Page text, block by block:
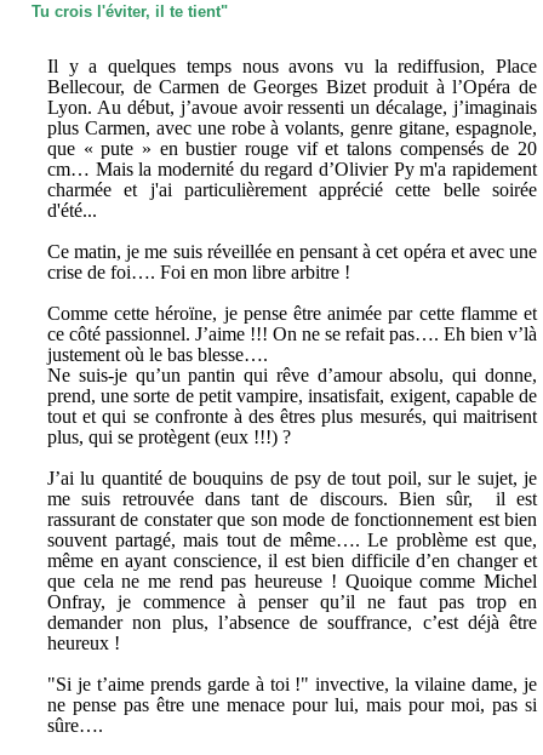
Tu crois l'éviter, il te tient"
Il y a quelques temps nous avons vu la rediffusion, Place
Bellecour, de Carmen de Georges Bizet produit à l’Opéra de
Lyon. Au début, j’avoue avoir ressenti un décalage, j’imaginais
plus Carmen, avec une robe à volants, genre gitane, espagnole,
que « pute » en bustier rouge vif et talons compensés de 20
cm… Mais la modernité du regard d’Olivier Py m'a rapidement
charmée et j'ai particulièrement apprécié cette belle soirée
d'été...
Ce matin, je me suis réveillée en pensant à cet opéra et avec une
crise de foi…. Foi en mon libre arbitre !
Comme cette héroïne, je pense être animée par cette flamme et
ce côté passionnel. J’aime !!! On ne se refait pas…. Eh bien v’là
justement où le bas blesse….
Ne suis-je qu’un pantin qui rêve d’amour absolu, qui donne,
prend, une sorte de petit vampire, insatisfait, exigent, capable de
tout et qui se confronte à des êtres plus mesurés, qui maitrisent
plus, qui se protègent (eux !!!) ?
J’ai lu quantité de bouquins de psy de tout poil, sur le sujet, je
me suis retrouvée dans tant de discours. Bien sûr, il est
rassurant de constater que son mode de fonctionnement est bien
souvent partagé, mais tout de même…. Le problème est que,
même en ayant conscience, il est bien difficile d’en changer et
que cela ne me rend pas heureuse ! Quoique comme Michel
Onfray, je commence à penser qu’il ne faut pas trop en
demander non plus, l’absence de souffrance, c’est déjà être
heureux !
"Si je t’aime prends garde à toi !" invective, la vilaine dame, je
ne pense pas être une menace pour lui, mais pour moi, pas si
sûre….